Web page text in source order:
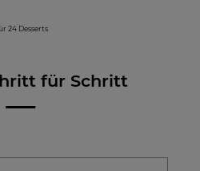
24 Desserts
für Schritt